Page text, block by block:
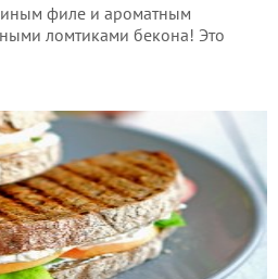
филе и ароматным
ломтиками бекона! Это